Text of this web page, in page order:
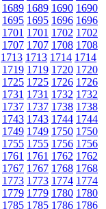
1689 1689 1690 1690
1695 1695 1696 1696
1701 1701 1702 1702
1707 1707 1708 1708
1713 1713 1714 1714
1719 1719 1720 1720
1725 1725 1726 1726
1731 1731 1732 1732
1737 1737 1738 1738
1743 1743 1744 1744
1749 1749 1750 1750
1755 1755 1756 1756
1761 1761 1762 1762
1767 1767 1768 1768
1773 1773 1774 1774
1779 1779 1780 1780
1785 1785 1786 1786